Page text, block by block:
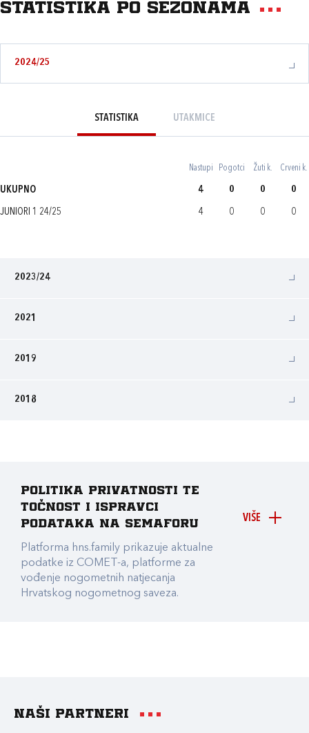
Statistika po sezonama
2024/25
STATISTIKA UTAKMICE
Nastupi Pogotci Žuti k. Crveni k.
UKUPNO 4 0 0 0
JUNIORI 1 24/25 4 0 0 0
2023/24
2021
2019
2018
VIŠE
Politika privatnosti te
točnost i ispravci
podataka na Semaforu
Platforma hns.family prikazuje aktualne
podatke iz COMET-a, platforme za
vođenje nogometnih natjecanja
Hrvatskog nogometnog saveza.
Naši partneri